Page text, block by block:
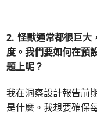
2. 怪獸通常都很巨大
度。我們要如何在預
題上呢？
我在洞察設計報告前
是什麼。我想要確保